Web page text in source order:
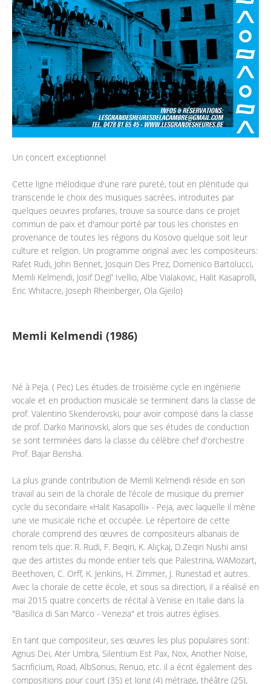
Un concert exceptionnel
Cette ligne mélodique d'une rare pureté, tout en plénitude qui
transcende le choix des musiques sacrées, introduites par
quelques oeuvres profanes, trouve sa source dans ce projet
commun de paix et d'amour porté par tous les choristes en
provenance de toutes les régions du Kosovo quelque soit leur
culture et religion. Un programme original avec les compositeurs:
Rafet Rudi, John Bennet, Josquin Des Prez, Domenico Bartolucci,
Memli Kelmendi, Josif Degl' Ivellio, Albe Vialakovic, Halit Kasaprolli,
Eric Whitacre, Joseph Rheinberger, Ola Gjeilo)
Memli Kelmendi (1986)
Né à Peja. ( Pec) Les études de troisième cycle en ingénierie
vocale et en production musicale se terminent dans la classe de
prof. Valentino Skenderovski, pour avoir composé dans la classe
de prof. Darko Marinovski, alors que ses études de conduction
se sont terminées dans la classe du célèbre chef d'orchestre
Prof. Bajar Berisha.
La plus grande contribution de Memli Kelmendi réside en son
travail au sein de la chorale de l’école de musique du premier
cycle du secondaire «Halit Kasapolli» - Peja, avec laquelle il mène
une vie musicale riche et occupée. Le répertoire de cette
chorale comprend des œuvres de compositeurs albanais de
renom tels que: R. Rudi, F. Beqiri, K. Aliçkaj, D.Zeqiri Nushi ainsi
que des artistes du monde entier tels que Palestrina, WAMozart,
Beethoven, C. Orff, K. Jenkins, H. Zimmer, J. Runestad et autres.
Avec la chorale de cette école, et sous sa direction, il a réalisé en
mai 2015 quatre concerts de récital à Venise en Italie dans la
"Basilica di San Marco - Venezia" et trois autres églises.
En tant que compositeur, ses œuvres les plus populaires sont:
Agnus Dei, Ater Umbra, Silentium Est Pax, Nox, Another Noise,
Sacrificium, Road, AlbSonus, Renuo, etc. il a écrit également des
compositions pour court (35) et long (4) métrage, théâtre (25),